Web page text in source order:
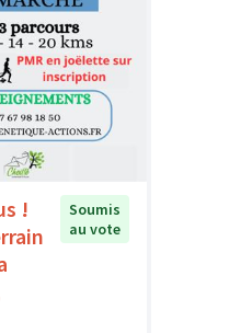
!
Soumis
au vote